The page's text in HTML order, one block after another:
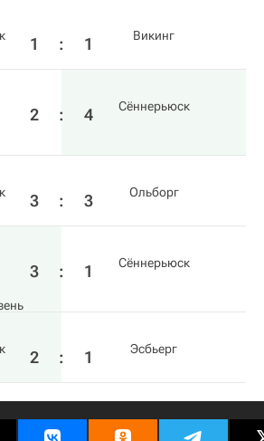
1 : 1 Викинг
2 : 4 Сённерьюск
3 : 3 Ольборг
3 : 1 Сённерьюск
2 : 1 Эсбьерг